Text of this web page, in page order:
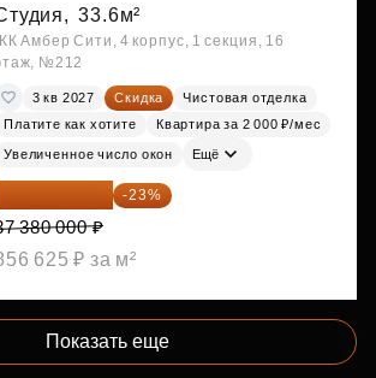
33.6м²
Амбер Сити, 4 корпус, 1 секция, 16
№212
3 кв 2027 Скидка
Чистовая отделка
Платите как хотите
Квартира за 2 000 ₽/мес
Увеличенное число окон Ещё
28 782 600 ₽ -23%
380 000 ₽
625 ₽ за м²
Показать еще